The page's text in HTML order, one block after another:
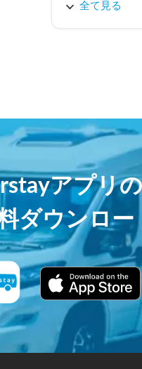
写真は、トイレ
全て見る
アプリの
ダウンロー